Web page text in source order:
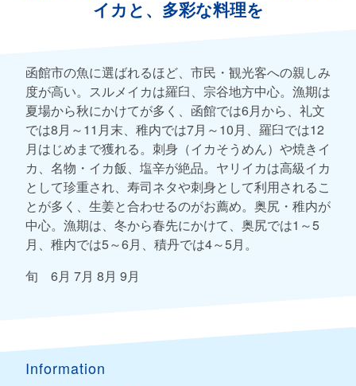
イカと、多彩な料理を
函館市の魚に選ばれるほど、市民・観光客への親しみ
度が高い。スルメイカは羅臼、宗谷地方中心。漁期は
夏場から秋にかけてが多く、函館では6月から、礼文
では8月～11月末、稚内では7月～10月、羅臼では12
月はじめまで獲れる。刺身（イカそうめん）や焼きイ
カ、名物・イカ飯、塩辛が絶品。ヤリイカは高級イカ
として珍重され、寿司ネタや刺身として利用されるこ
とが多く、生姜と合わせるのがお薦め。奥尻・稚内が
中心。漁期は、冬から春先にかけて、奥尻では1～5
月、稚内では5～6月、積丹では4～5月。
旬 6月 7月 8月 9月
Information